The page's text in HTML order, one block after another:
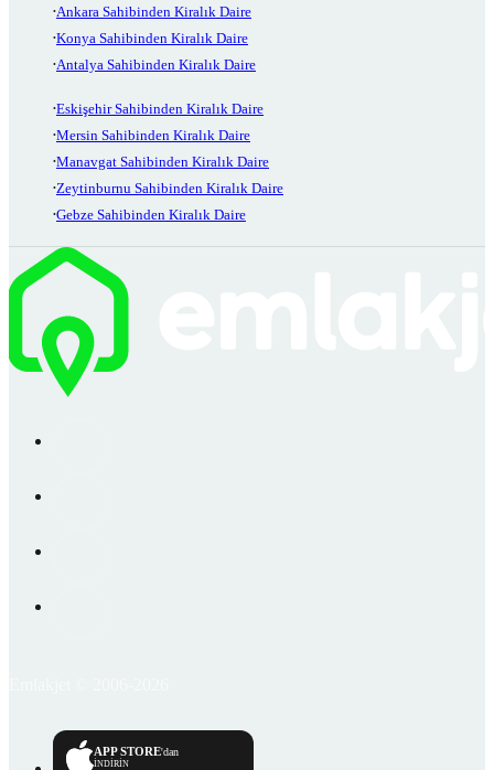
Ankara Sahibinden Kiralık Daire
Konya Sahibinden Kiralık Daire
Antalya Sahibinden Kiralık Daire
Eskişehir Sahibinden Kiralık Daire
Mersin Sahibinden Kiralık Daire
Manavgat Sahibinden Kiralık Daire
Zeytinburnu Sahibinden Kiralık Daire
Gebze Sahibinden Kiralık Daire
APP STORE'dan
İNDİRİN